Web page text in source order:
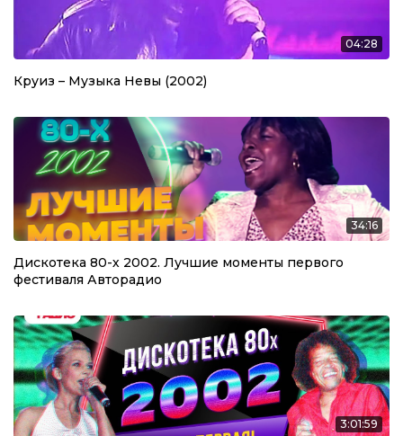
04:28
Круиз – Музыка Невы (2002)
34:16
Дискотека 80-х 2002. Лучшие моменты первого
фестиваля Авторадио
3:01:59